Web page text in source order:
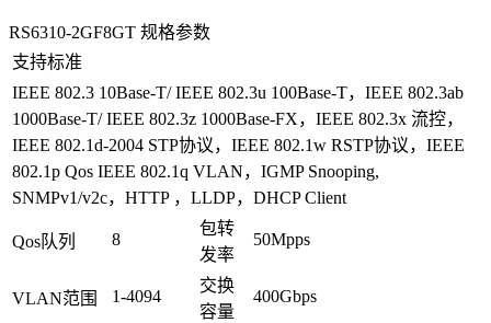
RS6310-2GF8GT 规格参数
支持标准
IEEE 802.3 10Base-T/ IEEE 802.3u 100Base-T，IEEE 802.3ab
1000Base-T/ IEEE 802.3z 1000Base-FX，IEEE 802.3x 流控，
IEEE 802.1d-2004 STP协议，IEEE 802.1w RSTP协议，IEEE
802.1p Qos IEEE 802.1q VLAN，IGMP Snooping,
SNMPv1/v2c，HTTP ，LLDP，DHCP Client
Qos队列 8
包转
发率
50Mpps
VLAN范围 1-4094
交换
容量
400Gbps